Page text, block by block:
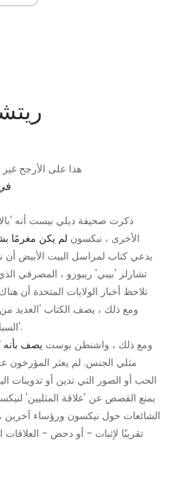
7.
هذا على الأرجح
في
ذكرت صحيفة ديلي بيست أنه
الأخرى ، نيكسون لم يكن مغرمًا
يدعي كتاب لمراسل البيت الأبيض أن
تشارلز 'بيبي' ريبوزو ، المصرفي
تلاحظ أخبار الولايات المتحدة أن هناك
ومع ذلك ، يصف الكتاب 'العديد
السباحة المحرجة بين نيكسون وريبوزو'.
ومع ذلك ، واشنطن بوست يصف بأنه
مثلي الجنس. لم يعثر المؤرخون
الحب أو الصور التي تدين أو تدوينات
يمنع القصص عن 'علاقة المثليين'
تقريبًا لإثبات - أو دحض -